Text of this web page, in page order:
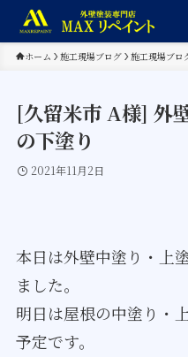
ホーム 施工現場ブログ 施工現場ブロ
[久留米市 A様] 外
の下塗り
2021年11月2日
本日は外壁中塗り・上
ました。
明日は屋根の中塗り・
予定です。